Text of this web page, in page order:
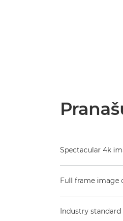
Spectacular 4k
Full frame image
Industry